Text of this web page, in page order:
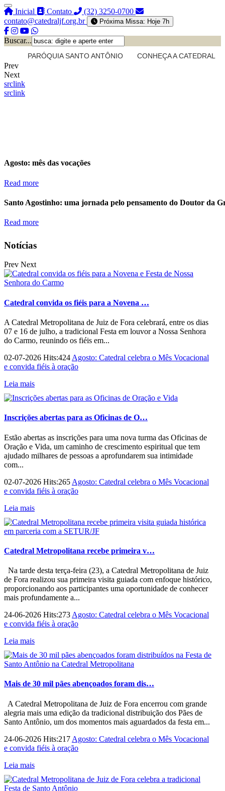
Inicial Contato
(32) 3250-0700
contato@catedraljf.org.br
Próxima Missa: Hoje 7h
Buscar...
PARÓQUIA SANTO ANTÔNIO CONHEÇA A CATEDRAL
Prev
Next
srclink
srclink
Agosto: mês das vocações
Read more
Santo Agostinho: uma jornada pelo pensamento do Doutor da
Read more
Notícias
Prev Next
Catedral convida os fiéis para a Novena …
A Catedral Metropolitana de Juiz de Fora celebrará, entre os dias
07 e 16 de julho, a tradicional Festa em louvor a Nossa Senhora
do Carmo, reunindo os fiéis em...
02-07-2026 Hits:424 Agosto: Catedral celebra o Mês Vocacional
e convida fiéis à oração
Leia mais
Inscrições abertas para as Oficinas de O…
Estão abertas as inscrições para uma nova turma das Oficinas de
Oração e Vida, um caminho de crescimento espiritual que tem
ajudado milhares de pessoas a aprofundarem sua intimidade
com...
02-07-2026 Hits:265 Agosto: Catedral celebra o Mês Vocacional
e convida fiéis à oração
Leia mais
Catedral Metropolitana recebe primeira v…
Na tarde desta terça-feira (23), a Catedral Metropolitana de Juiz
de Fora realizou sua primeira visita guiada com enfoque histórico,
proporcionando aos participantes uma oportunidade de conhecer
mais profundamente a...
24-06-2026 Hits:273 Agosto: Catedral celebra o Mês Vocacional
e convida fiéis à oração
Leia mais
Mais de 30 mil pães abençoados foram dis…
A Catedral Metropolitana de Juiz de Fora encerrou com grande
alegria mais uma edição da tradicional distribuição dos Pães de
Santo Antônio, um dos momentos mais aguardados da festa em...
24-06-2026 Hits:217 Agosto: Catedral celebra o Mês Vocacional
e convida fiéis à oração
Leia mais